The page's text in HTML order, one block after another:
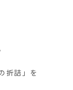
折詰」を